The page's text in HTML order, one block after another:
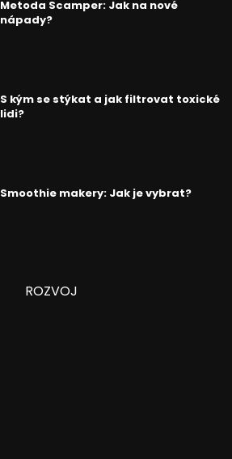
Metoda Scamper: Jak na nové
nápady?
S kým se stýkat a jak filtrovat toxické
lidi?
Smoothie makery: Jak je vybrat?
ROZVOJ